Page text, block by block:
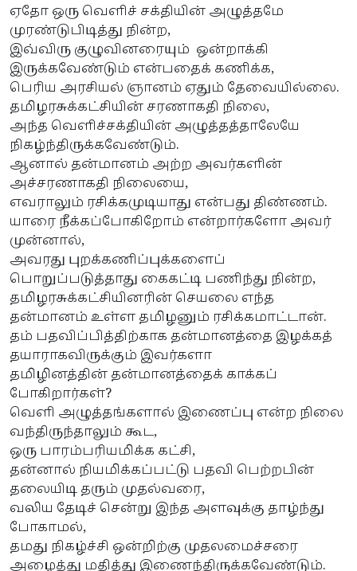
ஏதோ ஒரு வெளிச் சக்தியின் அழுத்தமே
முரண்டுபிடித்து நின்ற,
இவ்விரு குழுவினரையும் ஒன்றாக்கி
இருக்கவேண்டும் என்பதைக் கணிக்க,
பெரிய அரசியல் ஞானம் ஏதும் தேவையில்லை.
தமிழரசுக்கட்சியின் சரணாகதி நிலை,
அந்த வெளிச்சக்தியின் அழுத்தத்தாலேயே
நிகழ்ந்திருக்கவேண்டும்.
ஆனால் தன்மானம் அற்ற அவர்களின்
அச்சரணாகதி நிலையை,
எவராலும் ரசிக்கமுடியாது என்பது திண்ணம்.
யாரை நீக்கப்போகிறோம் என்றார்களோ அவர்
முன்னால்,
அவரது புறக்கணிப்புக்களைப்
பொறுப்படுத்தாது கைகட்டி பணிந்து நின்ற,
தமிழரசுக்கட்சியினரின் செயலை எந்த
தன்மானம் உள்ள தமிழனும் ரசிக்கமாட்டான்.
தம் பதவிப்பித்திற்காக தன்மானத்தை இழக்கத்
தயாராகவிருக்கும் இவர்களா
தமிழினத்தின் தன்மானத்தைக் காக்கப்
போகிறார்கள்?
வெளி அழுத்தங்களால் இணைப்பு என்ற நிலை
வந்திருந்தாலும் கூட,
ஒரு பாரம்பரியமிக்க கட்சி,
தன்னால் நியமிக்கப்பட்டு பதவி பெற்றபின்
தலையிடி தரும் முதல்வரை,
வலிய தேடிச் சென்று இந்த அளவுக்கு தாழ்ந்து
போகாமல்,
தமது நிகழ்ச்சி ஒன்றிற்கு முதலமைச்சரை
அழைத்து மதித்து இணைந்திருக்கவேண்டும்.